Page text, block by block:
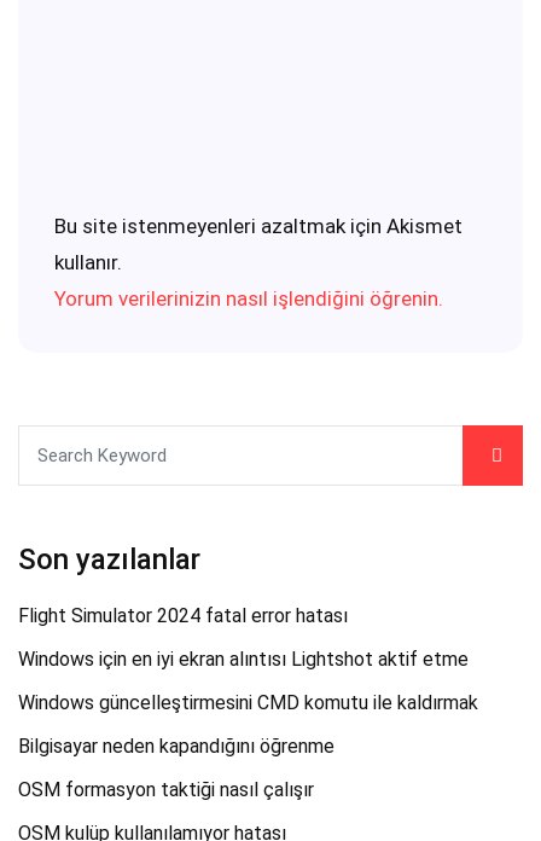
Bu site istenmeyenleri azaltmak için Akismet
kullanır.
Yorum verilerinizin nasıl işlendiğini öğrenin.
Son yazılanlar
Flight Simulator 2024 fatal error hatası
Windows için en iyi ekran alıntısı Lightshot aktif etme
Windows güncelleştirmesini CMD komutu ile kaldırmak
Bilgisayar neden kapandığını öğrenme
OSM formasyon taktiği nasıl çalışır
OSM kulüp kullanılamıyor hatası